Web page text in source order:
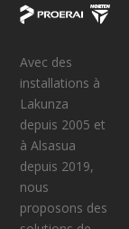
Avec des
installations à
Lakunza
depuis 2005 et
à Alsasua
depuis 2019,
nous
proposons des